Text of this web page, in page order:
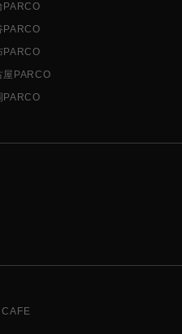
PARCO
PARCO
PARCO
屋PARCO
PARCO